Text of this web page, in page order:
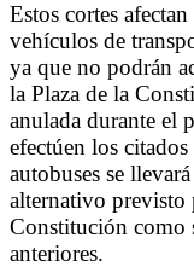
Estos cortes
vehículos de
ya que no podrán
la Plaza de la
anulada durante el
efectúen los
autobuses se
alternativo previsto
Constitución como
anteriores.